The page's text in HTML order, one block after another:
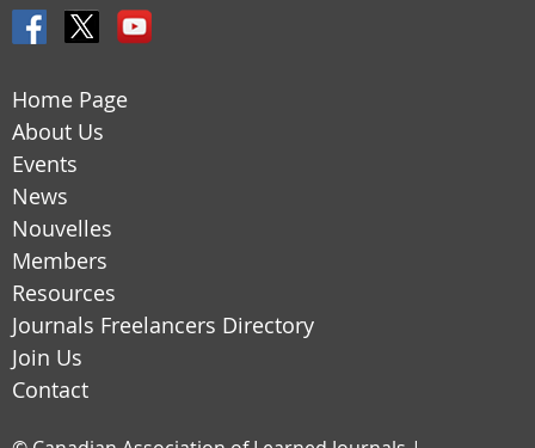
Home Page
About Us
Events
News
Nouvelles
Members
Resources
Journals Freelancers Directory
Join Us
Contact